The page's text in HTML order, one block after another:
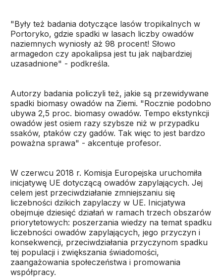
"Były też badania dotyczące lasów tropikalnych w
Portoryko, gdzie spadki w lasach liczby owadów
naziemnych wyniosły aż 98 procent! Słowo
armagedon czy apokalipsa jest tu jak najbardziej
uzasadnione" - podkreśla.
Autorzy badania policzyli też, jakie są przewidywane
spadki biomasy owadów na Ziemi. "Rocznie podobno
ubywa 2,5 proc. biomasy owadów. Tempo ekstynkcji
owadów jest osiem razy szybsze niż w przypadku
ssaków, ptaków czy gadów. Tak więc to jest bardzo
poważna sprawa" - akcentuje profesor.
W czerwcu 2018 r. Komisja Europejska uruchomiła
inicjatywę UE dotyczącą owadów zapylających. Jej
celem jest przeciwdziałanie zmniejszaniu się
liczebności dzikich zapylaczy w UE. Inicjatywa
obejmuje dziesięć działań w ramach trzech obszarów
priorytetowych: poszerzania wiedzy na temat spadku
liczebności owadów zapylających, jego przyczyn i
konsekwencji, przeciwdziałania przyczynom spadku
tej populacji i zwiększania świadomości,
zaangażowania społeczeństwa i promowania
współpracy.